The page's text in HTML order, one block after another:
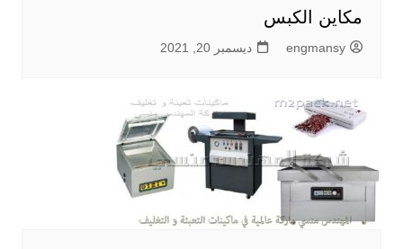
مكاين الكبس
engmansy ديسمبر 20, 2021